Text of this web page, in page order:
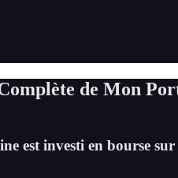
de Mon
est investi en bourse sur